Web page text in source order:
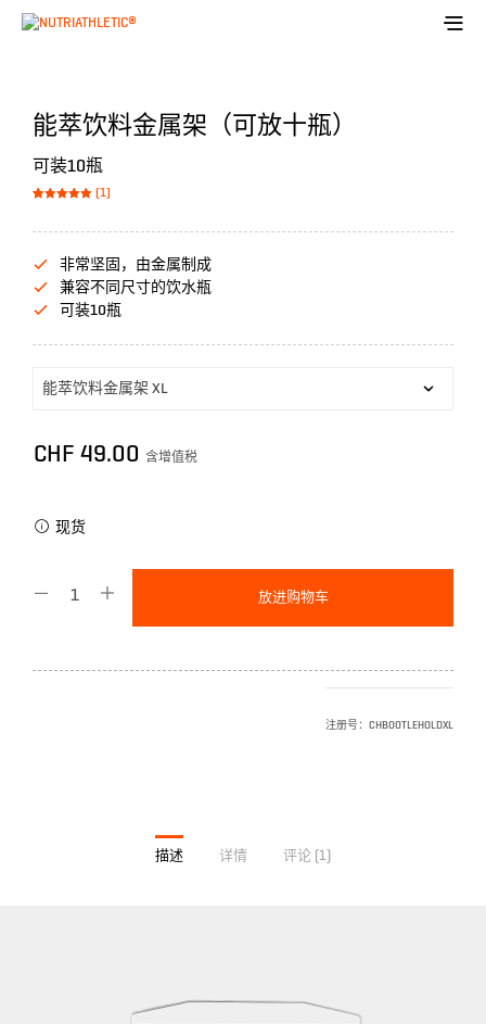
能萃饮料金属架（可放十瓶）
可装10瓶
basierend
Kundenbewer
tung
(1)
非常坚固，由金属制成
兼容不同尺寸的饮水瓶
可装10瓶
CHF 49.00 含增值税
现货
放进购物车
注册号： CHBOOTLEHOLDXL
描述 详情 评论 (1)